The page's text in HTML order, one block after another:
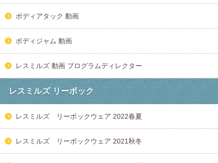
ボディアタック 動画
ボディジャム 動画
レスミルズ 動画 プログラムディレクター
レスミルズ リーボック
レスミルズ リーボックウェア 2022春夏
レスミルズ リーボックウェア 2021秋冬